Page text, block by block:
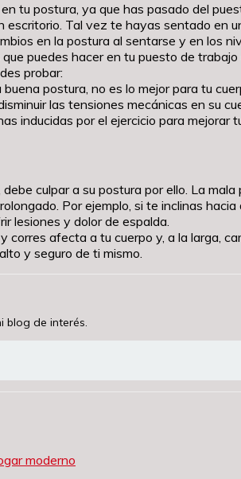
tu postura, ya que has pasado del
Tal vez te hayas sentado en
en la postura al sentarse y en los
puedes hacer en tu puesto de
probar:
postura, no es lo mejor para tu
las tensiones mecánicas en su
inducidas por el ejercicio para mejorar
culpar a su postura por ello. La
Por ejemplo, si te inclinas
lesiones y dolor de espalda.
corres afecta a tu cuerpo y, a la larga,
y seguro de ti mismo.
blog de interés.